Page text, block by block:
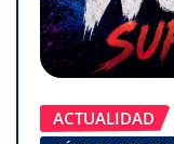
ACTUALIDAD